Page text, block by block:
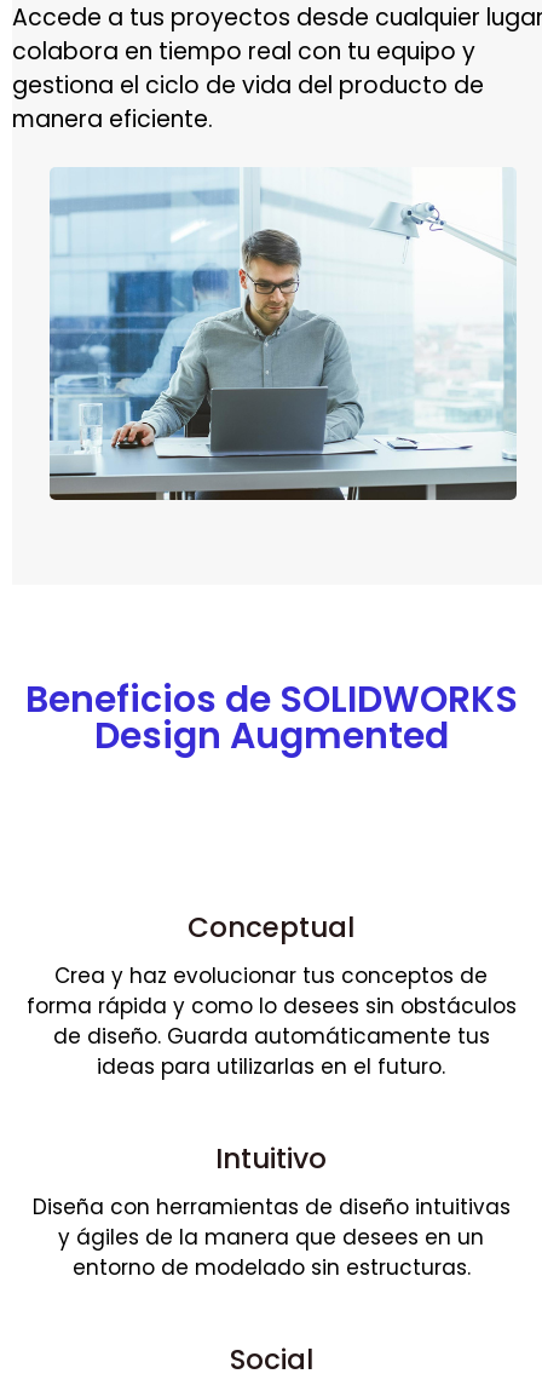
Accede a tus proyectos desde cualquier
colabora en tiempo real con tu equipo y
gestiona el ciclo de vida del producto de
manera eficiente.
Beneficios de SOLIDWORKS
Design Augmented
Conceptual
Crea y haz evolucionar tus conceptos de
forma rápida y como lo desees sin obstáculos
de diseño. Guarda automáticamente tus
ideas para utilizarlas en el futuro.
Intuitivo
Diseña con herramientas de diseño intuitivas
y ágiles de la manera que desees en un
entorno de modelado sin estructuras.
Social